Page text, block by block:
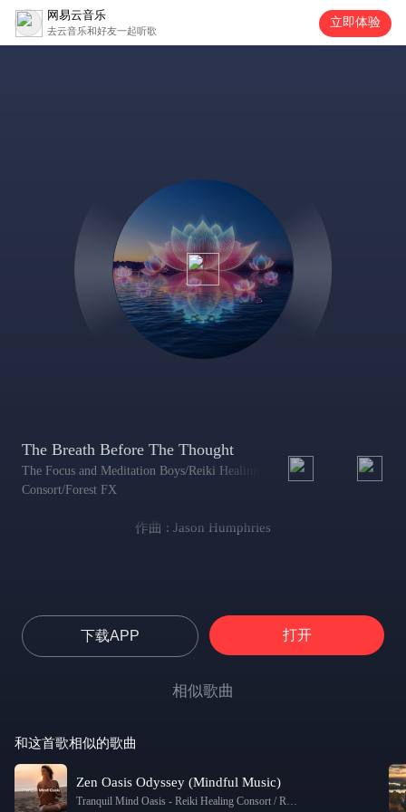
网易云音乐
去云音乐和好友一起听歌
立即体验
The Breath Before The Thought
The Focus and Meditation Boys/Reiki Healing
Consort/Forest FX
作曲 : Jason Humphries
下载APP 打开
相似歌曲
和这首歌相似的歌曲
Zen Oasis Odyssey (Mindful Music)
Tranquil Mind Oasis - Reiki Healing Consort / Reiki Tribe / Healing Yoga Meditation Music Consort